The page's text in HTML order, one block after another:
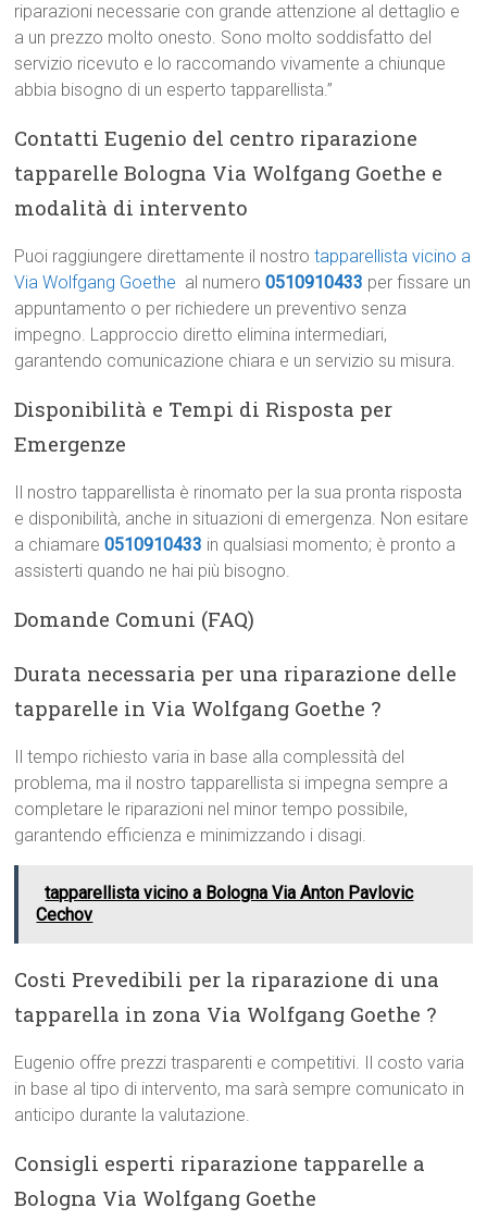
riparazioni necessarie con grande attenzione al dettaglio e
a un prezzo molto onesto. Sono molto soddisfatto del
servizio ricevuto e lo raccomando vivamente a chiunque
abbia bisogno di un esperto tapparellista.”
Contatti Eugenio del centro riparazione
tapparelle Bologna Via Wolfgang Goethe e
modalità di intervento
Puoi raggiungere direttamente il nostrotapparellista vicino a
Via Wolfgang Goethe al numero0510910433 per fissare un
appuntamento o per richiedere un preventivo senza
impegno. Lapproccio diretto elimina intermediari,
garantendo comunicazione chiara e un servizio su misura.
Disponibilità e Tempi di Risposta per
Emergenze
Il nostro tapparellista è rinomato per la sua pronta risposta
e disponibilità, anche in situazioni di emergenza. Non esitare
a chiamare0510910433 in qualsiasi momento; è pronto a
assisterti quando ne hai più bisogno.
Domande Comuni (FAQ)
Durata necessaria per una riparazione delle
tapparelle in Via Wolfgang Goethe ?
Il tempo richiesto varia in base alla complessità del
problema, ma il nostro tapparellista si impegna sempre a
completare le riparazioni nel minor tempo possibile,
garantendo efficienza e minimizzando i disagi.
tapparellista vicino a Bologna Via Anton Pavlovic
Cechov
Costi Prevedibili per la riparazione di una
tapparella in zona Via Wolfgang Goethe ?
Eugenio offre prezzi trasparenti e competitivi. Il costo varia
in base al tipo di intervento, ma sarà sempre comunicato in
anticipo durante la valutazione.
Consigli esperti riparazione tapparelle a
Bologna Via Wolfgang Goethe